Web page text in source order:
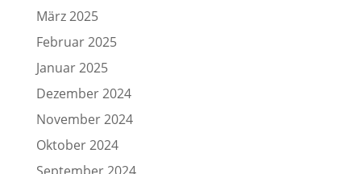
März 2025
Februar 2025
Januar 2025
Dezember 2024
November 2024
Oktober 2024
September 2024